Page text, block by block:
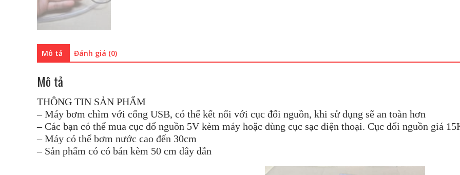
Mô tả Đánh giá (0)
Mô tả
THÔNG TIN SẢN PHẨM
– Máy bơm chìm với cổng USB, có thể kết nối với cục đổi nguồn, khi sử dụng sẽ an toàn hơn
– Các bạn có thể mua cục đổ nguồn 5V kèm máy hoặc dùng cục sạc điện thoại. Cục đổi nguồn giá
– Máy có thể bơm nước cao đến 30cm
– Sản phẩm có có bán kèm 50 cm dây dẫn